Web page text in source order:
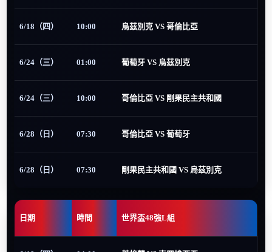
6/18（四） 10:00 烏茲別克 VS 哥倫比亞
6/24（三） 01:00 葡萄牙 VS 烏茲別克
6/24（三） 10:00 哥倫比亞 VS 剛果民主共和國
6/28（日） 07:30 哥倫比亞 VS 葡萄牙
6/28（日） 07:30 剛果民主共和國 VS 烏茲別克
日期 時間 世界盃48強L組